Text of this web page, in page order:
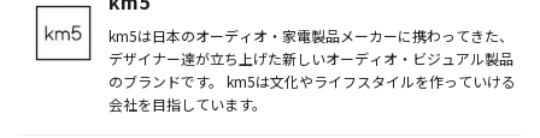
km5は日本のオーディオ・家電製品メーカーに携わってきた、
デザイナー達が立ち上げた新しいオーディオ・ビジュアル製品
のブランドです。 km5は文化やライフスタイルを作っていける
会社を目指しています。